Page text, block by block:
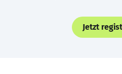
Jetzt